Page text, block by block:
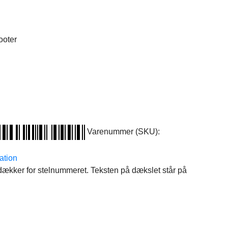
Varenummer (SKU):
for stelnummeret. Teksten på dækslet står på